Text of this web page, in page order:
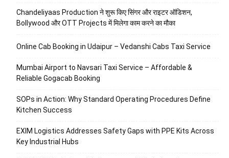
Chandeliyaas Production ने शुरू किए सिंगर और राइटर ऑडिशन,
Bollywood और OTT Projects में मिलेगा काम करने का मौका
Online Cab Booking in Udaipur – Vedanshi Cabs Taxi Service
Mumbai Airport to Navsari Taxi Service – Affordable &
Reliable Gogacab Booking
SOPs in Action: Why Standard Operating Procedures Define
Kitchen Success
EXIM Logistics Addresses Safety Gaps with PPE Kits Across
Key Industrial Hubs